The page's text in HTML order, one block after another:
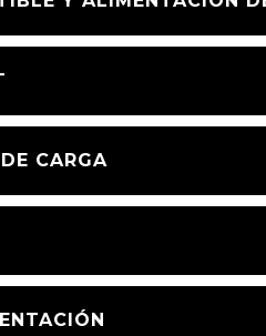
CARGA